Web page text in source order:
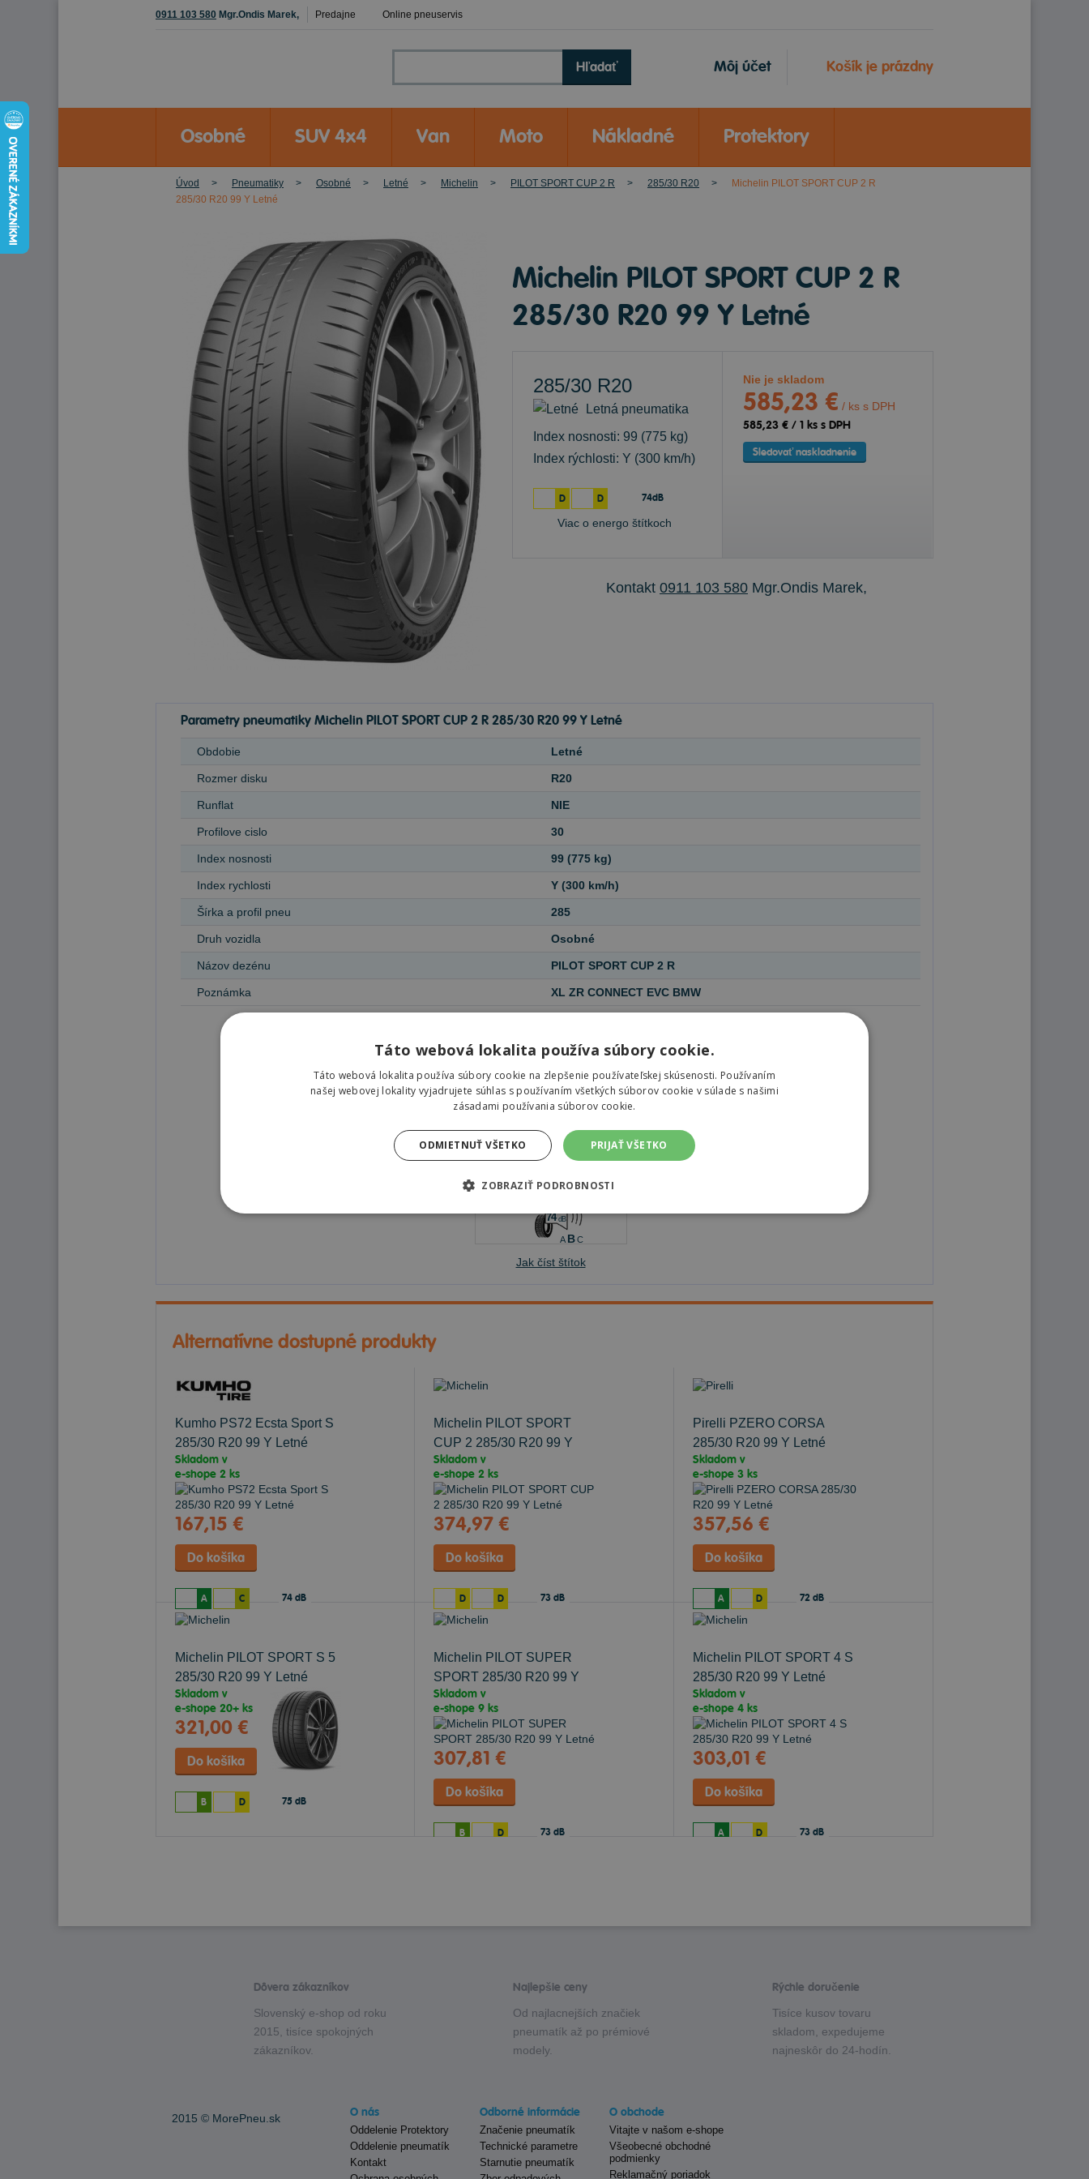
0911 103 580 Mgr.Ondis Marek, Predajne Online pneuservis
Košík je prázdny
Môj účet
Hľadať
Osobné SUV 4x4 Van Moto Nákladné Protektory
Úvod Pneumatiky Osobné Letné Michelin PILOT SPORT CUP 2 R 285/30 R20
Michelin PILOT SPORT CUP 2 R
285/30 R20 99 Y Letné
Michelin PILOT SPORT CUP 2 R
285/30 R20 99 Y Letné
285/30 R20
Letná pneumatika
Index nosnosti: 99 (775 kg)
Index rýchlosti: Y (300 km/h)
D D 74dB
Viac o energo štítkoch
Nie je skladom
585,23 € / ks s DPH
585,23 € / 1 ks s DPH
Sledovať naskladnenie
Kontakt 0911 103 580 Mgr.Ondis Marek,
Parametry pneumatiky Michelin PILOT SPORT CUP 2 R 285/30 R20 99 Y Letné
Obdobie Letné
Rozmer disku R20
Runflat NIE
Profilove cislo 30
Index nosnosti 99 (775 kg)
Index rychlosti Y (300 km/h)
Šírka a profil pneu 285
Druh vozidla Osobné
Názov dezénu PILOT SPORT CUP 2 R
Poznámka XL ZR CONNECT EVC BMW
285/30 R20
A B C
74 dB
Jak číst štítok
Alternatívne dostupné produkty
Kumho PS72 Ecsta Sport S
285/30 R20 99 Y Letné
Skladom v
e-shope 2 ks
167,15 €
A C 74 dB
Michelin PILOT SPORT
CUP 2 285/30 R20 99 Y
Letné
Skladom v
e-shope 2 ks
374,97 €
D D 73 dB
Pirelli PZERO CORSA
285/30 R20 99 Y Letné
Skladom v
e-shope3 ks
357,56 €
A D 72 dB
Michelin PILOT SPORT S 5
285/30 R20 99 Y Letné
Skladom v
e-shope 20+ ks
321,00 €
B D 75 dB
Michelin PILOT SUPER
SPORT 285/30 R20 99 Y
Letné
Skladom v
e-shope 9 ks
307,81 €
B D 73 dB
Michelin PILOT SPORT 4 S
285/30 R20 99 Y Letné
Skladom v
e-shope4 ks
303,01 €
A D 73 dB
Dôvera zákazníkov
Slovenský e-shop od roku
2015, tisíce spokojných
zákazníkov.
Najlepšie ceny
Od najlacnejších značiek
pneumatík až po prémiové
modely.
Rýchle doručenie
Tisíce kusov tovaru
skladom, expedujeme
najneskôr do 24-hodín.
2015 © MorePneu.sk O nás
Oddelenie Protektory
Oddelenie pneumatík
Kontakt
Odborné informácie
Značenie pneumatík
Technické parametre
Starnutie pneumatík
O obchode
Vitajte v našom e-shope
Všeobecné obchodné
podmienky
Reklamačný poriadok
Táto webová lokalita používa súbory cookie.
Táto webová lokalita používa súbory cookie na zlepšenie používateľskej skúsenosti. Používaním
našej webovej lokality vyjadrujete súhlas s používaním všetkých súborov cookie v súlade s našimi
zásadami používania súborov cookie.
PRIJAŤ VŠETKO
ODMIETNUŤ VŠETKO
ZOBRAZIŤ PODROBNOSTI